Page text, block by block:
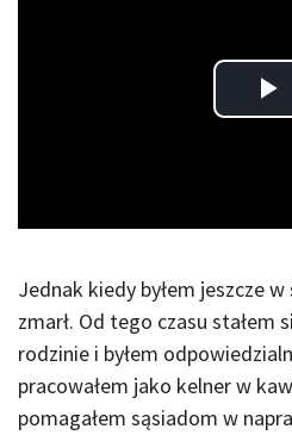
Jednak kiedy byłem jeszcze
zmarł. Od tego czasu stałem
rodzinie i byłem
pracowałem jako kelner w
pomagałem sąsiadom w